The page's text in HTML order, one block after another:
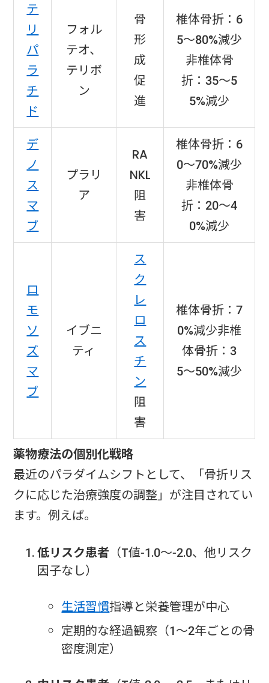
テ
リ
パ
ラ
チ
ド
フォル
テオ、
テリボ
ン
骨
形
成
促
進
椎体骨折：6
5〜80%減少
非椎体骨
折：35〜5
5%減少
デ
ノ
ス
マ
ブ
プラリ
ア
RA
NKL
阻
害
椎体骨折：6
0〜70%減少
非椎体骨
折：20〜4
0%減少
ロ
モ
ソ
ズ
マ
ブ
イブニ
ティ
ス
ク
レ
ロ
ス
チ
ン
阻
害
椎体骨折：7
0%減少非椎
体骨折：3
5〜50%減少
薬物療法の個別化戦略
最近のパラダイムシフトとして、「骨折リス
クに応じた治療強度の調整」が注目されてい
ます。例えば。
低リスク患者 （T値-1.0〜-2.0、他リスク
因子なし）
生活習慣指導と栄養管理が中心
定期的な経過観察（1〜2年ごとの骨
密度測定）